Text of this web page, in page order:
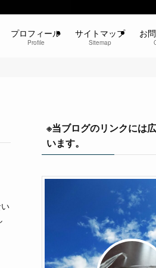
プロフィール
Profile
サイトマップ
Sitemap
お
※当ブログのリンクには
います。